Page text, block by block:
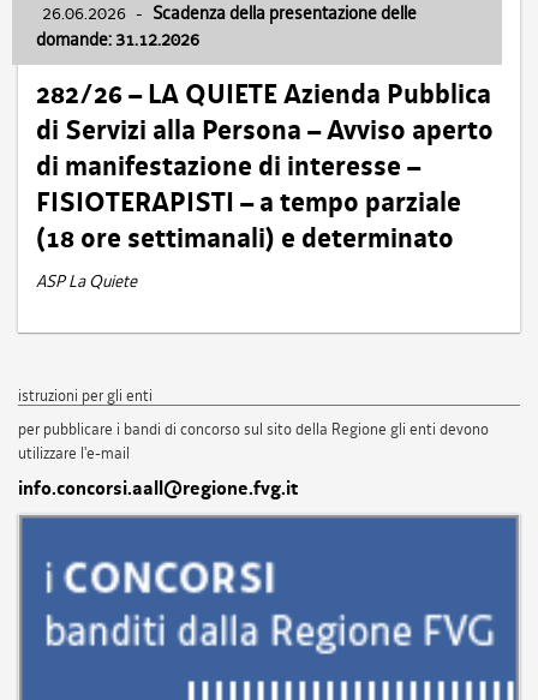
26.06.2026 - Scadenza della presentazione delle
domande: 31.12.2026
282/26 – LA QUIETE Azienda Pubblica
di Servizi alla Persona – Avviso aperto
di manifestazione di interesse –
FISIOTERAPISTI – a tempo parziale
(18 ore settimanali) e determinato
ASP La Quiete
istruzioni per gli enti
per pubblicare i bandi di concorso sul sito della Regione gli enti devono
utilizzare l'e-mail
info.concorsi.aall@regione.fvg.it